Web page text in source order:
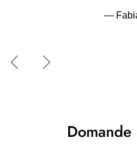
—
IndietroAvanti